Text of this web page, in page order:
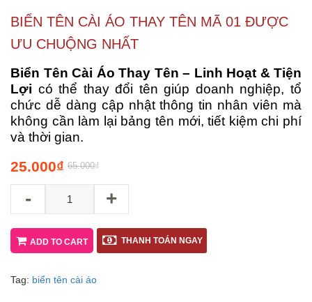
BIỂN TÊN CÀI ÁO THAY TÊN MÃ 01 ĐƯỢC
ƯU CHUỘNG NHẤT
Biển Tên Cài Áo Thay Tên – Linh Hoạt & Tiện
Lợi có thể thay đổi tên giúp doanh nghiệp, tổ
chức dễ dàng cập nhật thông tin nhân viên mà
không cần làm lại bảng tên mới, tiết kiệm chi phí
và thời gian.
₫
65.000
₫
25.000
- +
ADD TO CART THANH TOÁN NGAY
Tag: biển tên cài áo